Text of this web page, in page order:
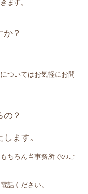
ます。
？
ついてはお気軽にお問
？
ます。
ちろん当事務所でのご
話ください。